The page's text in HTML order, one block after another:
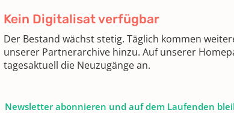
Kein Digitalisat verfügbar
Der Bestand wächst stetig. Täglich kommen
unserer Partnerarchive hinzu. Auf unserer
tagesaktuell die Neuzugänge an.
Newsletter abonnieren und auf dem Laufenden